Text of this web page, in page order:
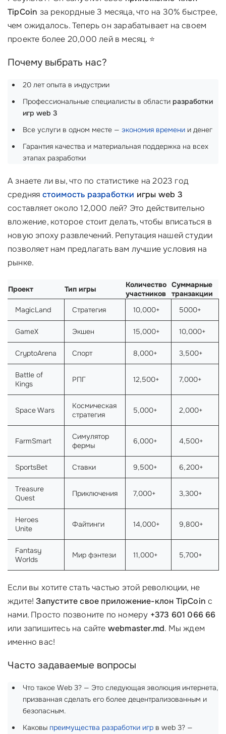
TipCoin за рекордные 3 месяца, что на 30% быстрее,
чем ожидалось. Теперь он зарабатывает на своем
проекте более 20,000 лей в месяц. ⭐
Почему выбрать нас?
20 лет опыта в индустрии
Профессиональные специалисты в области разработки
игр web 3
Все услуги в одном месте — экономия времени и денег
Гарантия качества и материальная поддержка на всех
этапах разработки
А знаете ли вы, что по статистике на 2023 год
средняя стоимость разработки игры web 3
составляет около 12,000 лей? Это действительно
вложение, которое стоит делать, чтобы вписаться в
новую эпоху развлечений. Репутация нашей студии
позволяет нам предлагать вам лучшие условия на
рынке.
Проект Тип игры
Количество
участников
Суммарные
транзакции
MagicLand
Стратегия 10,000+ 5000+
GameX Экшен 15,000+ 10,000+
CryptoArena Спорт 8,000+ 3,500+
Battle of
Kings
РПГ 12,500+ 7,000+
Space Wars
Космическая
стратегия
5,000+ 2,000+
FarmSmart
Симулятор
фермы
6,000+ 4,500+
SportsBet Ставки 9,500+ 6,200+
Treasure
Quest
Приключения 7,000+ 3,300+
Heroes
Unite
Файтинги 14,000+ 9,800+
Fantasy
Worlds
Мир фэнтези 11,000+ 5,700+
Если вы хотите стать частью этой революции, не
ждите!Запустите свое приложение-клон TipCoin с
нами. Просто позвоните по номеру +373 601 066 66
или запишитесь на сайте webmaster.md. Мы ждем
именно вас!
Часто задаваемые вопросы
Что такое Web 3? — Это следующая эволюция интернета,
призванная сделать его более децентрализованным и
безопасным.
Каковы преимущества разработки игр в web 3? —